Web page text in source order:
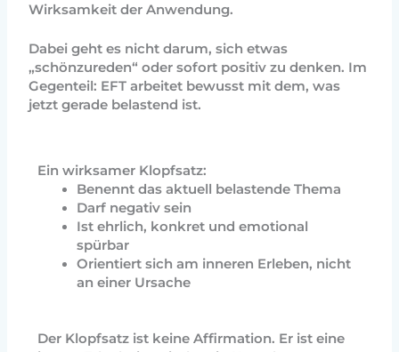
Wirksamkeit der Anwendung.
Dabei geht es nicht darum, sich etwas
„schönzureden“ oder sofort positiv zu denken. Im
Gegenteil: EFT arbeitet bewusst mit dem, was
jetzt gerade belastend ist.
Ein wirksamer Klopfsatz:
Benennt das aktuell belastende Thema
Darf negativ sein
Ist ehrlich, konkret und emotional
spürbar
Orientiert sich am inneren Erleben, nicht
an einer Ursache
Der Klopfsatz ist keine Affirmation. Er ist eine